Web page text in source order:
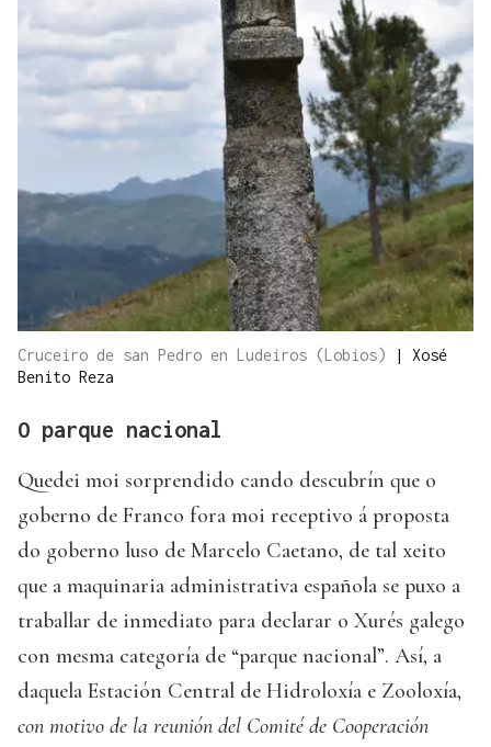
Cruceiro de san Pedro en Ludeiros (Lobios) | Xosé
Benito Reza
O parque nacional
Quedei moi sorprendido cando descubrín que o
goberno de Franco fora moi receptivo á proposta
do goberno luso de Marcelo Caetano, de tal xeito
que a maquinaria administrativa española se puxo a
traballar de inmediato para declarar o Xurés galego
con mesma categoría de “parque nacional”. Así, a
daquela Estación Central de Hidroloxía e Zooloxía,
con motivo de la reunión del Comité de Cooperación